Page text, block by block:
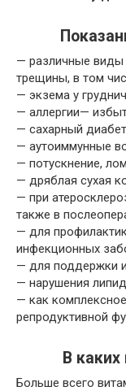
— различные виды
трещины, в том
— экзема у
— аллергии—
— сахарный
— аутоиммунные
— потускнение,
— дряблая сухая
— при
также в
— для
инфекционных
— для поддержки
— нарушения
— как
репродуктивной
В
Больше всего